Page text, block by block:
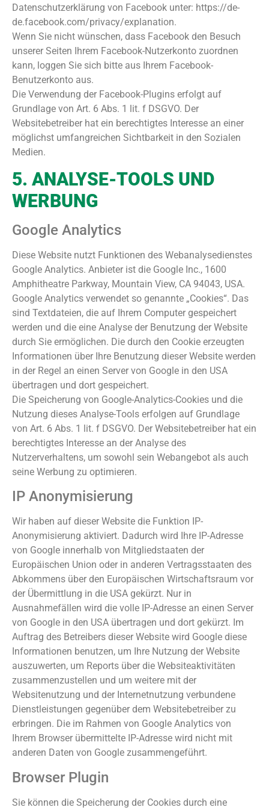
Datenschutzerklärung von Facebook unter: https://de-
de.facebook.com/privacy/explanation.
Wenn Sie nicht wünschen, dass Facebook den Besuch
unserer Seiten Ihrem Facebook-Nutzerkonto zuordnen
kann, loggen Sie sich bitte aus Ihrem Facebook-
Benutzerkonto aus.
Die Verwendung der Facebook-Plugins erfolgt auf
Grundlage von Art. 6 Abs. 1 lit. f DSGVO. Der
Websitebetreiber hat ein berechtigtes Interesse an einer
möglichst umfangreichen Sichtbarkeit in den Sozialen
Medien.
5. ANALYSE-TOOLS UND
WERBUNG
Google Analytics
Diese Website nutzt Funktionen des Webanalysedienstes
Google Analytics. Anbieter ist die Google Inc., 1600
Amphitheatre Parkway, Mountain View, CA 94043, USA.
Google Analytics verwendet so genannte „Cookies“. Das
sind Textdateien, die auf Ihrem Computer gespeichert
werden und die eine Analyse der Benutzung der Website
durch Sie ermöglichen. Die durch den Cookie erzeugten
Informationen über Ihre Benutzung dieser Website werden
in der Regel an einen Server von Google in den USA
übertragen und dort gespeichert.
Die Speicherung von Google-Analytics-Cookies und die
Nutzung dieses Analyse-Tools erfolgen auf Grundlage
von Art. 6 Abs. 1 lit. f DSGVO. Der Websitebetreiber hat ein
berechtigtes Interesse an der Analyse des
Nutzerverhaltens, um sowohl sein Webangebot als auch
seine Werbung zu optimieren.
IP Anonymisierung
Wir haben auf dieser Website die Funktion IP-
Anonymisierung aktiviert. Dadurch wird Ihre IP-Adresse
von Google innerhalb von Mitgliedstaaten der
Europäischen Union oder in anderen Vertragsstaaten des
Abkommens über den Europäischen Wirtschaftsraum vor
der Übermittlung in die USA gekürzt. Nur in
Ausnahmefällen wird die volle IP-Adresse an einen Server
von Google in den USA übertragen und dort gekürzt. Im
Auftrag des Betreibers dieser Website wird Google diese
Informationen benutzen, um Ihre Nutzung der Website
auszuwerten, um Reports über die Websiteaktivitäten
zusammenzustellen und um weitere mit der
Websitenutzung und der Internetnutzung verbundene
Dienstleistungen gegenüber dem Websitebetreiber zu
erbringen. Die im Rahmen von Google Analytics von
Ihrem Browser übermittelte IP-Adresse wird nicht mit
anderen Daten von Google zusammengeführt.
Browser Plugin
Sie können die Speicherung der Cookies durch eine